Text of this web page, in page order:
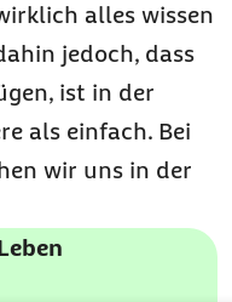
alles wissen
jedoch, dass
ist in der
als einfach. Bei
wir uns in der